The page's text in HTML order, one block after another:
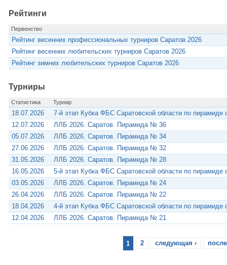
Рейтинги
Первенство
Рейтинг весенних профессиональных турниров Саратов 2026
Рейтинг весенних любительских турниров Саратов 2026
Рейтинг зимних любительских турниров Саратов 2026
Турниры
Статистика Турнир
18.07.2026
7-й этап Кубка ФБС Саратовской области по пирамиде
12.07.2026
ЛЛБ 2026. Саратов. Пирамида № 36
05.07.2026
ЛЛБ 2026. Саратов. Пирамида № 34
27.06.2026
ЛЛБ 2026. Саратов. Пирамида № 32
31.05.2026
ЛЛБ 2026. Саратов. Пирамида № 28
16.05.2026
5-й этап Кубка ФБС Саратовской области по пирамиде
03.05.2026
ЛЛБ 2026. Саратов. Пирамида № 24
26.04.2026
ЛЛБ 2026. Саратов. Пирамида № 22
18.04.2026
4-й этап Кубка ФБС Саратовской области по пирамиде
12.04.2026
ЛЛБ 2026. Саратов. Пирамида № 21
1 2 следующая ›